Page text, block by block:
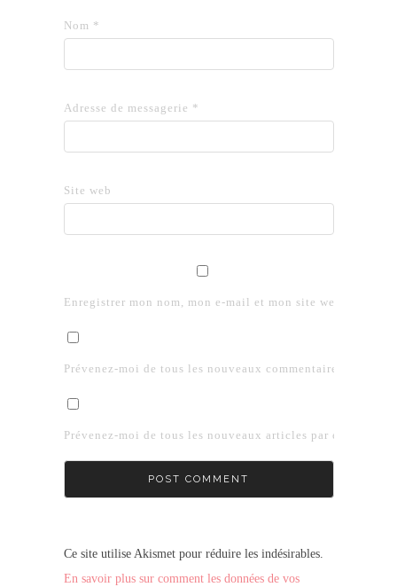
Nom *
Adresse de messagerie *
Site web
Enregistrer mon nom, mon e-mail et mon site web dans le
Prévenez-moi de tous les nouveaux commentaires par e-
Prévenez-moi de tous les nouveaux articles par e-mail.
Ce site utilise Akismet pour réduire les indésirables.
En savoir plus sur comment les données de vos